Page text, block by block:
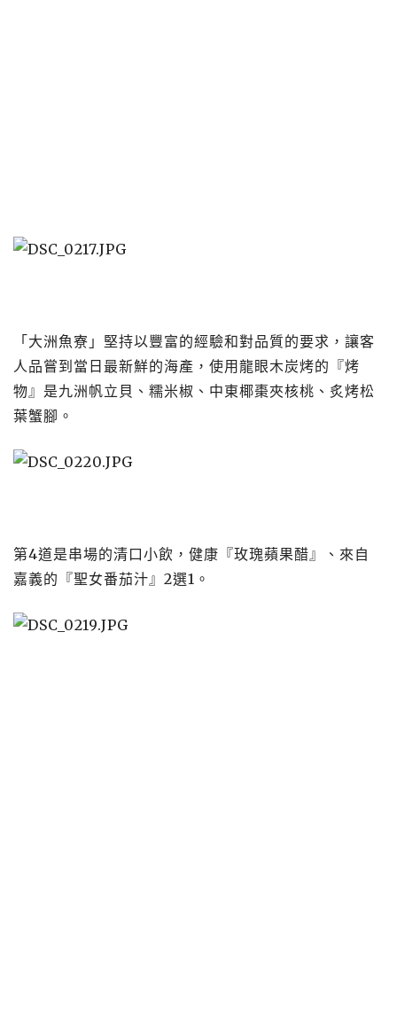
​​​​​​​「大洲魚寮」堅持以豐富的經驗和對品質的要求，讓客
人品嘗到當日最新鮮的海產，使用龍眼木炭烤的『烤
物』是九洲帆立貝、糯米椒、中東椰棗夾核桃、炙烤松
葉蟹腳。
第4道是串場的清口小飲，健康『玫瑰蘋果醋』、來自
嘉義的『聖女番茄汁』2選1。